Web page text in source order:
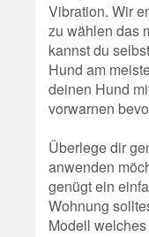
Vibration. Wir
zu wählen das
kannst du
Hund am
deinen Hund
vorwarnen
Überlege dir
anwenden
genügt ein
Wohnung
Modell